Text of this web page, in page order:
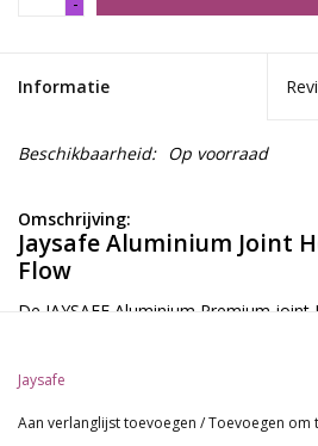
Informatie
Beschikbaarheid: Op voorraad
Omschrijving:
Jaysafe Aluminium Joint
Flow
De JAYSAFE Aluminium Premium joint
Alle gangbare filtermaten van 1mm tot
Jaysafe
Aan verlanglijst toevoegen /Toevoegen om